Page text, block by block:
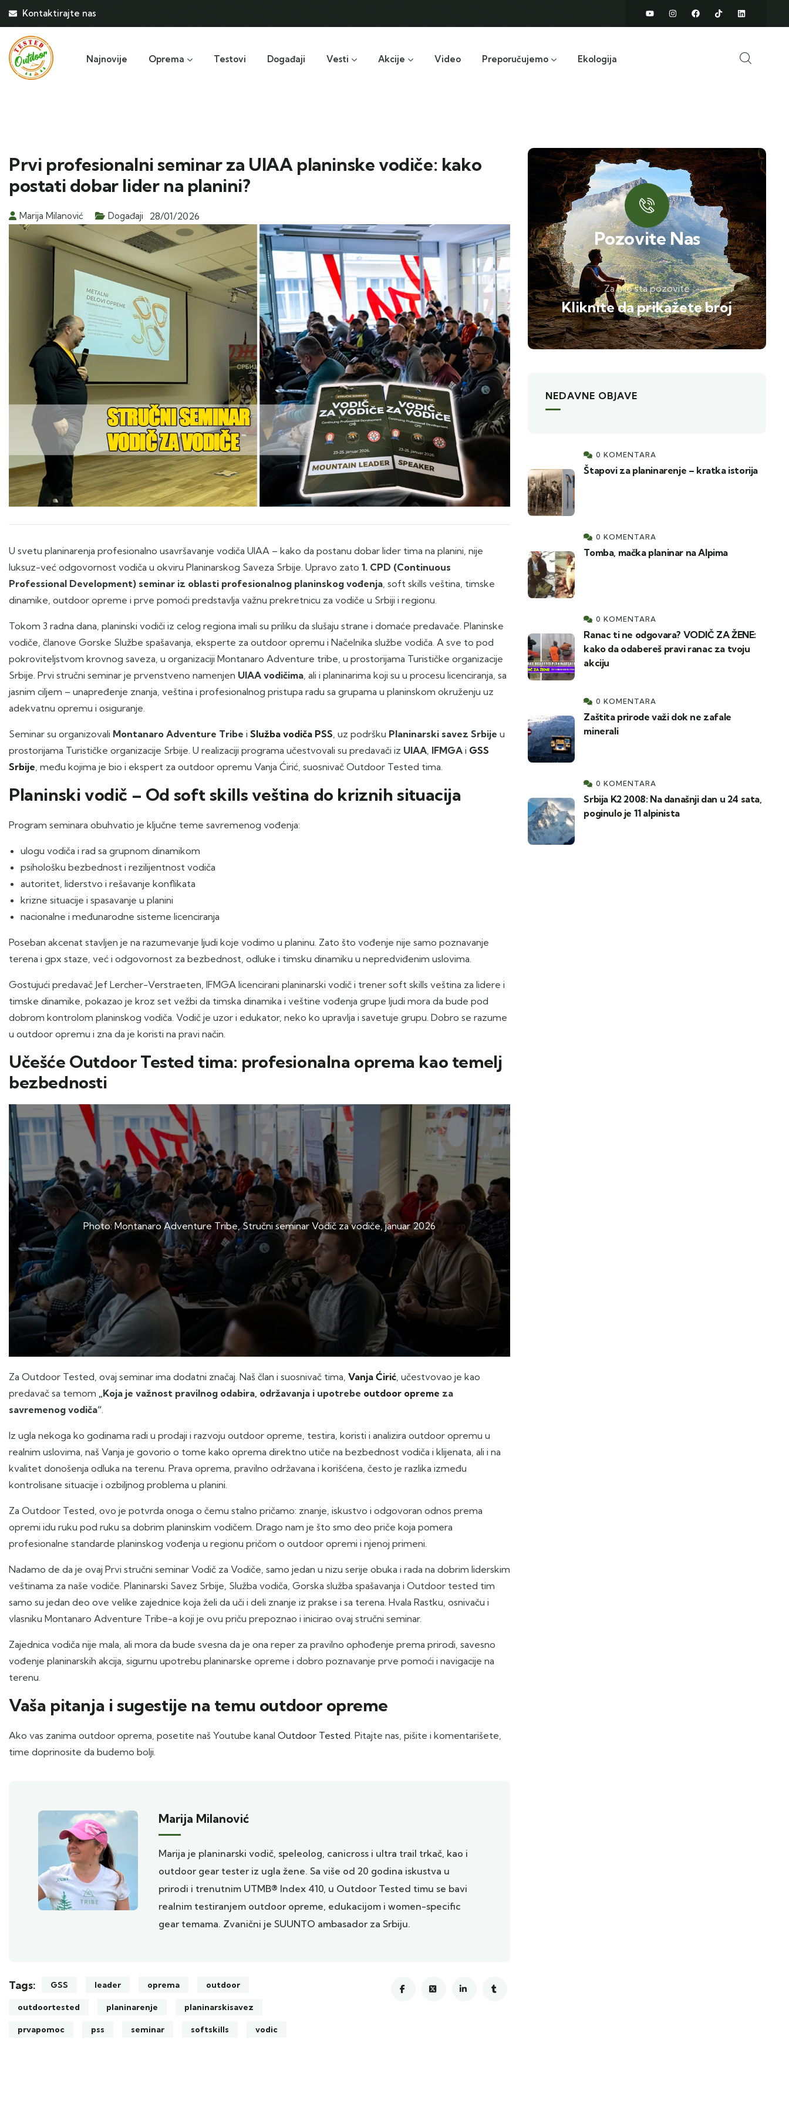
Kontaktirajte nas
Najnovije Oprema Testovi Događaji Vesti Akcije Video Preporučujemo Ekologija
Prvi profesionalni seminar za UIAA planinske vodiče: kako
postati dobar lider na planini?
Marija Milanović Događaji 28/01/2026
U svetu planinarenja profesionalno usavršavanje vodiča UIAA – kako da postanu dobar lider tima na planini, nije
luksuz-već odgovornost vodiča u okviru Planinarskog Saveza Srbije. Upravo zato 1. CPD (Continuous
Professional Development) seminar iz oblasti profesionalnog planinskog vođenja , soft skills veština, timske
dinamike, outdoor opreme i prve pomoći predstavlja važnu prekretnicu za vodiče u Srbiji i regionu.
Tokom 3 radna dana, planinski vodiči iz celog regiona imali su priliku da slušaju strane i domaće predavače. Planinske
vodiče, članove Gorske Službe spašavanja, eksperte za outdoor opremu i Načelnika službe vodiča. A sve to pod
pokroviteljstvom krovnog saveza, u organizaciji Montanaro Adventure tribe, u prostorijama Turističke organizacije
Srbije. Prvi stručni seminar je prvenstveno namenjen UIAA vodičima , ali i planinarima koji su u procesu licenciranja, sa
jasnim ciljem – unapređenje znanja, veština i profesionalnog pristupa radu sa grupama u planinskom okruženju uz
adekvatnu opremu i osiguranje.
Seminar su organizovali Montanaro Adventure Tribe i Služba vodiča PSS , uz podršku Planinarski savez Srbije u
prostorijama Turističke organizacije Srbije. U realizaciji programa učestvovali su predavači iz UIAA IFMGA i GSS
Srbije , među kojima je bio i ekspert za outdoor opremu Vanja Ćirić, suosnivač Outdoor Tested tima.
Planinski vodič – Od soft skills veština do kriznih situacija
Program seminara obuhvatio je ključne teme savremenog vođenja:
ulogu vodiča i rad sa grupnom dinamikom
psihološku bezbednost i rezilijentnost vodiča
autoritet, liderstvo i rešavanje konflikata
krizne situacije i spasavanje u planini
nacionalne i međunarodne sisteme licenciranja
Poseban akcenat stavljen je na razumevanje ljudi koje vodimo u planinu. Zato što vođenje nije samo poznavanje
terena i gpx staze, već i odgovornost za bezbednost, odluke i timsku dinamiku u nepredviđenim uslovima.
Gostujući predavač Jef Lercher-Verstraeten, IFMGA licencirani planinarski vodič i trener soft skills veština za lidere i
timske dinamike, pokazao je kroz set vežbi da timska dinamika i veštine vođenja grupe ljudi mora da bude pod
dobrom kontrolom planinskog vodiča. Vodič je uzor i edukator, neko ko upravlja i savetuje grupu. Dobro se razume
u outdoor opremu i zna da je koristi na pravi način.
Učešće Outdoor Tested tima: profesionalna oprema kao temelj
bezbednosti
Photo: Montanaro Adventure Tribe, Stručni seminar Vodič za vodiče, januar 2026
Za Outdoor Tested, ovaj seminar ima dodatni značaj. Naš član i suosnivač tima, Vanja Ćirić , učestvovao je kao
predavač sa temom
„Koja je važnost pravilnog odabira, održavanja i upotrebe outdoor opreme za
savremenog vodiča“
Iz ugla nekoga ko godinama radi u prodaji i razvoju outdoor opreme, testira, koristi i analizira outdoor opremu u
realnim uslovima, naš Vanja je govorio o tome kako oprema direktno utiče na bezbednost vodiča i klijenata, ali i na
kvalitet donošenja odluka na terenu. Prava oprema, pravilno održavana i korišćena, često je razlika između
kontrolisane situacije i ozbiljnog problema u planini.
Za Outdoor Tested, ovo je potvrda onoga o čemu stalno pričamo: znanje, iskustvo i odgovoran odnos prema
opremi idu ruku pod ruku sa dobrim planinskim vodičem. Drago nam je što smo deo priče koja pomera
profesionalne standarde planinskog vođenja u regionu pričom o outdoor opremi i njenoj primeni.
Nadamo de da je ovaj Prvi stručni seminar Vodič za Vodiče, samo jedan u nizu serije obuka i rada na dobrim liderskim
veštinama za naše vodiče. Planinarski Savez Srbije, Služba vodiča, Gorska služba spašavanja i Outdoor tested tim
samo su jedan deo ove velike zajednice koja želi da uči i deli znanje iz prakse i sa terena. Hvala Rastku, osnivaču i
vlasniku Montanaro Adventure Tribe-a koji je ovu priču prepoznao i inicirao ovaj stručni seminar.
Zajednica vodiča nije mala, ali mora da bude svesna da je ona reper za pravilno ophođenje prema prirodi, savesno
vođenje planinarskih akcija, sigurnu upotrebu planinarske opreme i dobro poznavanje prve pomoći i navigacije na
terenu.
Vaša pitanja i sugestije na temu outdoor opreme
Ako vas zanima outdoor oprema, posetite naš Youtube kanal Outdoor Tested. Pitajte nas, pišite i komentarišete,
time doprinosite da budemo bolji.
Marija Milanović
Marija je planinarski vodič, speleolog, canicross i ultra trail trkač, kao i
outdoor gear tester iz ugla žene. Sa više od 20 godina iskustva u
prirodi i trenutnim UTMB® Index 410, u Outdoor Tested timu se bavi
realnim testiranjem outdoor opreme, edukacijom i women-specific
gear temama. Zvanični je SUUNTO ambasador za Srbiju.
Tags: GSS leader oprema outdoor
outdoortested planinarenje planinarskisavez
prvapomoc pss seminar softskills vodic
Pozovite Nas
Za bilo sta pozovite
Kliknite da prikažete broj
NEDAVNE OBJAVE
0 KOMENTARA
Štapovi za planinarenje – kratka istorija
0 KOMENTARA
Tomba, mačka planinar na Alpima
0 KOMENTARA
Ranac ti ne odgovara? VODIČ ZA ŽENE:
kako da odabereš pravi ranac za tvoju
akciju
0 KOMENTARA
Zaštita prirode važi dok ne zafale
minerali
0 KOMENTARA
Srbija K2 2008: Na današnji dan u 24 sata,
poginulo je 11 alpinista